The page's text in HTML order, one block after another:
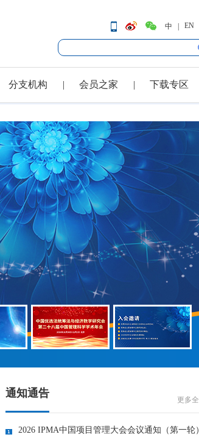
中 EN
分支机构 会员之家 下载专区
通知通告
更多
2026 IPMA中国项目管理大会会议通知（第一轮）